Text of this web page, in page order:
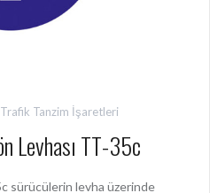
Trafik Tanzim İşaretleri
Levhası TT-35c
sürücülerin levha üzerinde